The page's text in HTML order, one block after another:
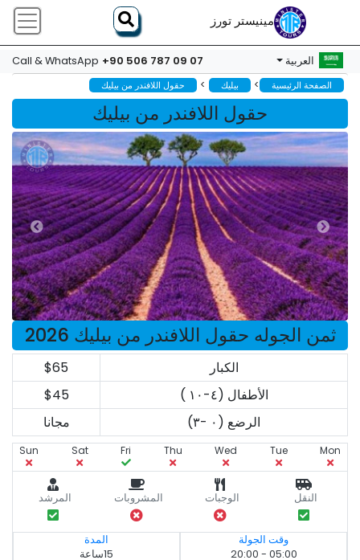
مينيستر تورز
العربية Call & WhatsApp +90 506 787 09 07
الصفحة الرئيسية > بيليك > حقول اللافندر من بيليك
حقول اللافندر من بيليك
ثمن الجوله حقول اللافندر من بيليك 2026
الكبار
$65
الأطفال (٤-١٠ )
$45
الرضع (٠ -٣)
مجانا
Mon
Tue
Wed
Thu
Fri
Sat
Sun
النقل الوجبات المشروبات المرشد
وقت الجولة
05:00 - 20:00
المدة
15ساعة